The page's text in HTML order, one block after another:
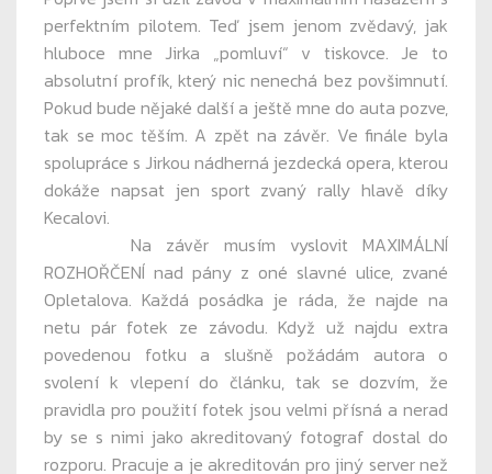
perfektním pilotem. Teď jsem jenom zvědavý, jak
hluboce mne Jirka „pomluví“ v tiskovce. Je to
absolutní profík, který nic nenechá bez povšimnutí.
Pokud bude nějaké další a ještě mne do auta pozve,
tak se moc těším. A zpět na závěr. Ve finále byla
spolupráce s Jirkou nádherná jezdecká opera, kterou
dokáže napsat jen sport zvaný rally hlavě díky
Kecalovi.
Na závěr musím vyslovit MAXIMÁLNÍ
ROZHOŘČENÍ nad pány z oné slavné ulice, zvané
Opletalova. Každá posádka je ráda, že najde na
netu pár fotek ze závodu. Když už najdu extra
povedenou fotku a slušně požádám autora o
svolení k vlepení do článku, tak se dozvím, že
pravidla pro použití fotek jsou velmi přísná a nerad
by se s nimi jako akreditovaný fotograf dostal do
rozporu. Pracuje a je akreditován pro jiný server než